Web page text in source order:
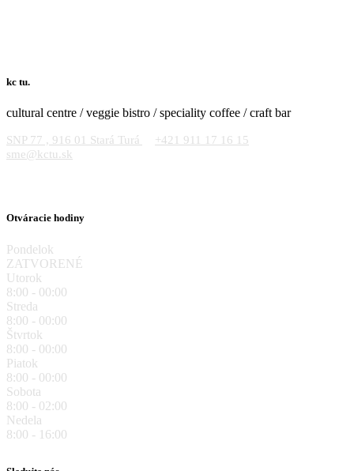
kc tu.
cultural centre / veggie bistro / speciality coffee / craft bar
SNP 77 , 916 01 Stará Turá
+421 911 17 16 15
sme@kctu.sk
Otváracie hodiny
Pondelok
ZATVORENÉ
Utorok
8:00 - 00:00
Streda
8:00 - 00:00
Štvrtok
8:00 - 00:00
Piatok
8:00 - 00:00
Sobota
8:00 - 02:00
Nedela
8:00 - 16:00